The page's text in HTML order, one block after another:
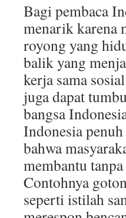
Bagi pembaca
menarik karena
royong yang
balik yang
kerja sama
juga dapat
bangsa
Indonesia
bahwa
membantu
Contohnya
seperti istilah